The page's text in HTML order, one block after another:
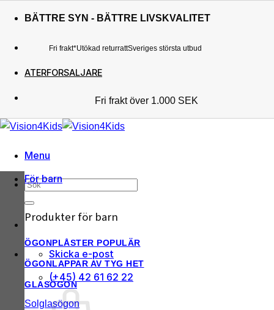
BÄTTRE SYN - BÄTTRE LIVSKVALITET
Fri frakt*Utökad returrattSveriges största utbud
ATERFORSALJARE
Fri frakt över 1.000 SEK
Kunderna älskar oss
Utökad returratt
Sveriges största utbud
Menu
Sök
efter:
Skicka e-post
(+45) 42 61 62 22
För barn
Produkter för barn
ÖGONPLÅSTER
ÖGONLAPPAR AV TYG
GLASÖGON
Solglasögon